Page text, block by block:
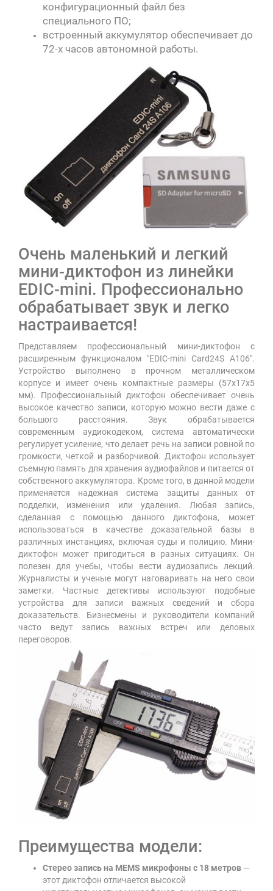
конфигурационный файл без
специального ПО;
встроенный аккумулятор обеспечивает до
72-х часов автономной работы.
Очень маленький и легкий
мини-диктофон из линейки
EDIC-mini. Профессионально
обрабатывает звук и легко
настраивается!
Представляем профессиональный мини-диктофон с
расширенным функционалом "EDIC-mini Card24S A106".
Устройство выполнено в прочном металлическом
корпусе и имеет очень компактные размеры (57х17х5
мм). Профессиональный диктофон обеспечивает очень
высокое качество записи, которую можно вести даже с
большого расстояния. Звук обрабатывается
современным аудиокодеком, система автоматически
регулирует усиление, что делает речь на записи ровной по
громкости, четкой и разборчивой. Диктофон использует
съемную память для хранения аудиофайлов и питается от
собственного аккумулятора. Кроме того, в данной модели
применяется надежная система защиты данных от
подделки, изменения или удаления. Любая запись,
сделанная с помощью данного диктофона, может
использоваться в качестве доказательной базы в
различных инстанциях, включая суды и полицию. Мини-
диктофон может пригодиться в разных ситуациях. Он
полезен для учебы, чтобы вести аудиозапись лекций.
Журналисты и ученые могут наговаривать на него свои
заметки. Частные детективы используют подобные
устройства для записи важных сведений и сбора
доказательств. Бизнесмены и руководители компаний
часто ведут запись важных встреч или деловых
переговоров.
Преимущества модели:
Стерео запись на MEMS микрофоны с 18 метров —
этот диктофон отличается высокой